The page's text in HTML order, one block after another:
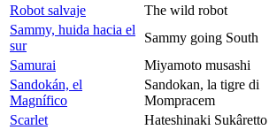
Robot salvaje
The wild robot
Sammy, huida hacia el
sur
Sammy going South
Samurai
Miyamoto musashi
Sandokán, el
Magnífico
Sandokan, la tigre di
Mompracem
Scarlet
Hateshinaki Sukâretto